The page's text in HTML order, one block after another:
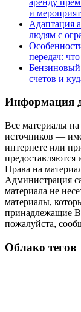
и
Адаптация
людям с
передач:
Бензиновый
счетов и
Информация
Все материалы
источников —
интернете или
предоставляются
Права на
Администрация
материала не
материалы,
принадлежащие
пожалуйста,
Облако тегов